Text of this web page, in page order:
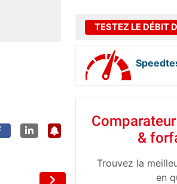
TESTEZ LE DÉBIT
&
Trouvez la
en